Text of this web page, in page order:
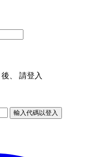
後、 請登入
輸入代碼以登入